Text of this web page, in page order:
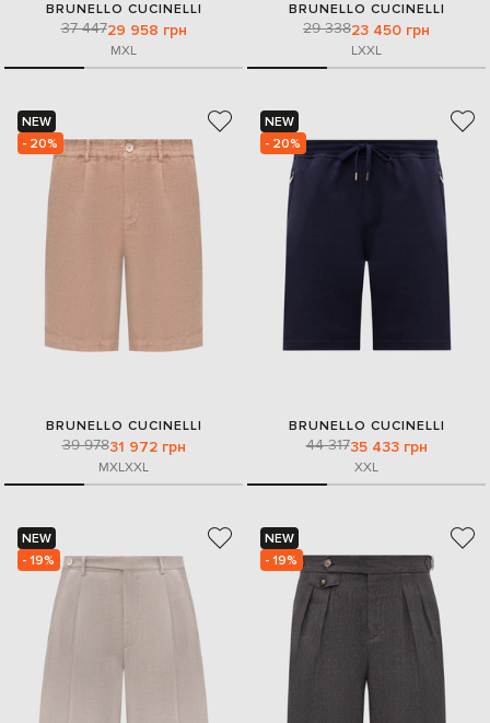
BRUNELLO CUCINELLI
37 44729 958 грн
MXL
BRUNELLO CUCINELLI
29 33823 450 грн
LXXL
NEW
- 20%
BRUNELLO CUCINELLI
39 97831 972 грн
MXLXXL
NEW
- 20%
BRUNELLO CUCINELLI
44 31735 433 грн
XXL
NEW
- 19%
NEW
- 19%